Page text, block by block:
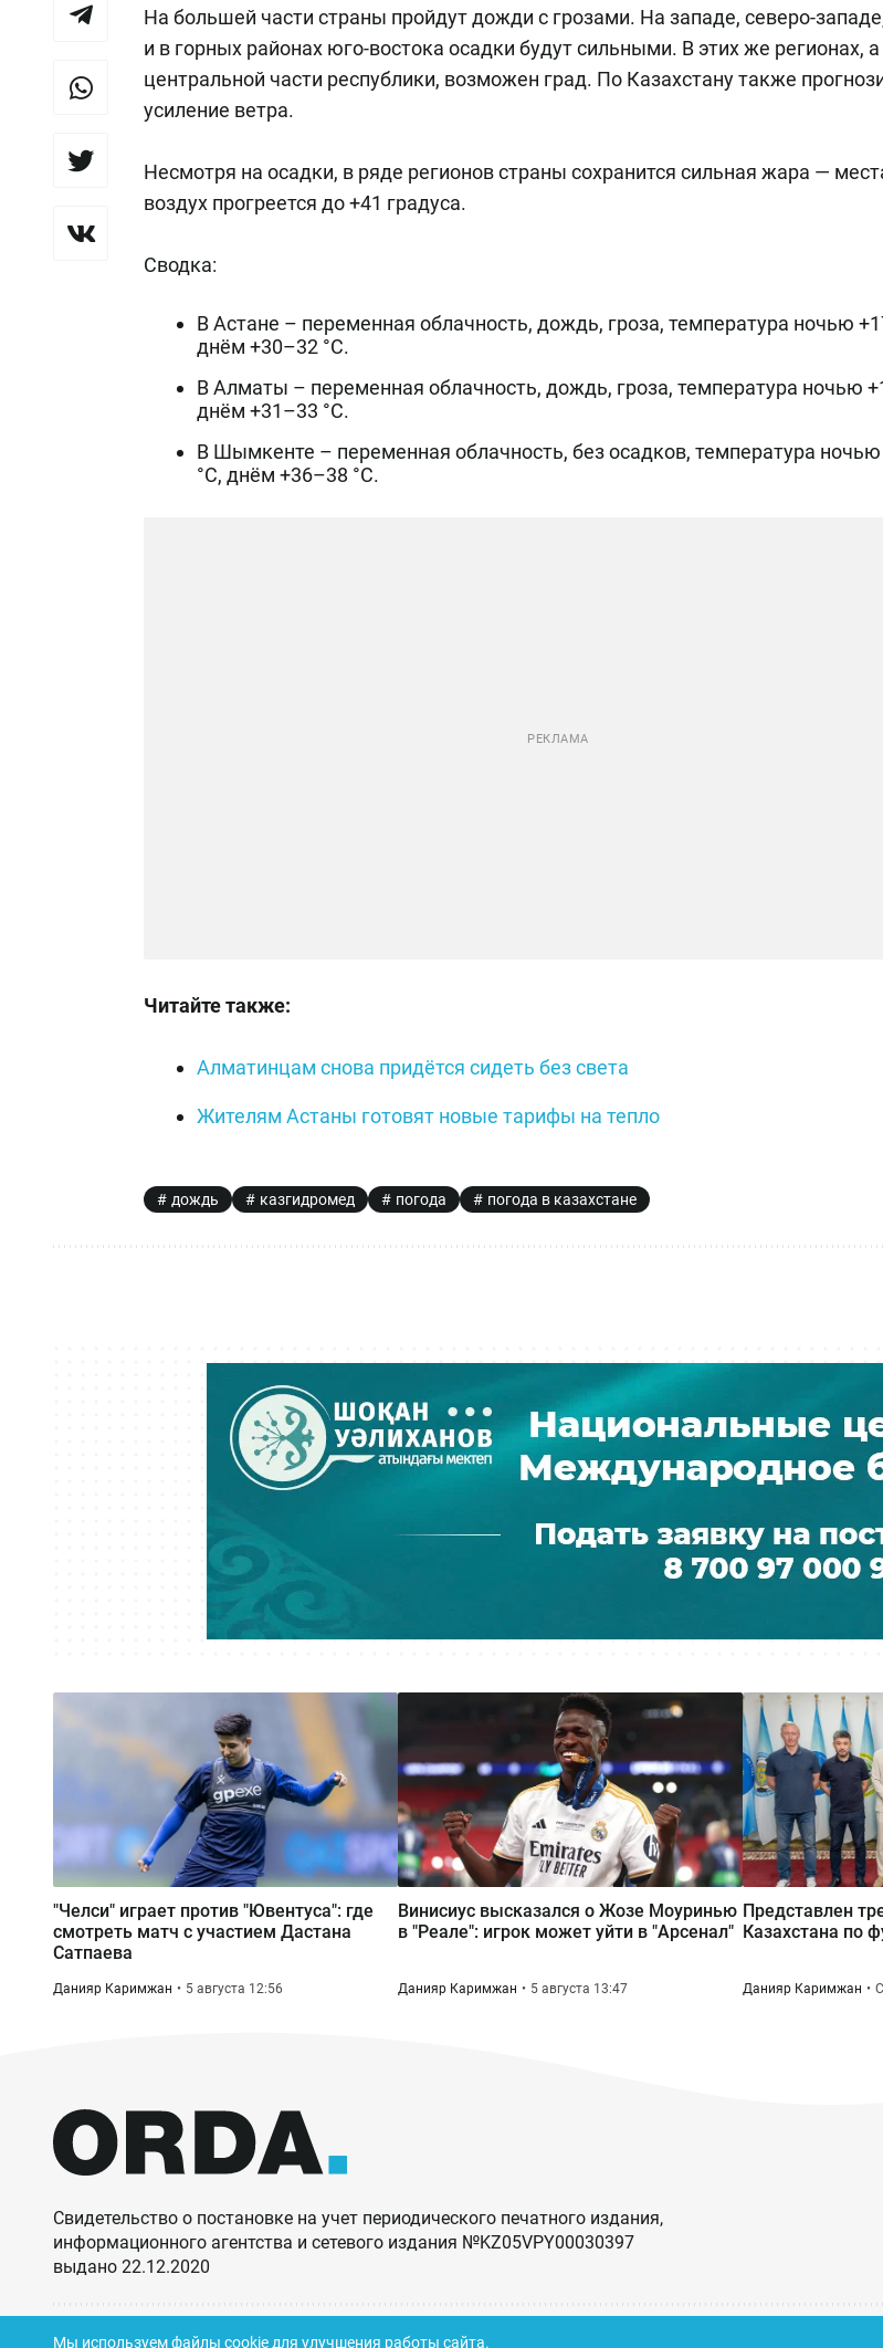
На большей части страны пройдут дожди с грозами. На западе, северо-
и в горных районах юго-востока осадки будут сильными. В этих же регионах,
центральной части республики, возможен град. По Казахстану также
усиление ветра.
Несмотря на осадки, в ряде регионов страны сохранится сильная жара —
воздух прогреется до +41 градуса.
Сводка:
В Астане – переменная облачность, дождь, гроза, температура ночью
днём +30–32 °C.
В Алматы – переменная облачность, дождь, гроза, температура ночью
днём +31–33 °C.
В Шымкенте – переменная облачность, без осадков, температура
°C, днём +36–38 °C.
Читайте также:
Алматинцам снова придётся сидеть без света
Жителям Астаны готовят новые тарифы на тепло
дождь казгидромед погода погода в казахстане
"Челси" играет против "Ювентуса": где
смотреть матч с участием Дастана
Сатпаева
Данияр Каримжан 5 августа 12:56
Винисиус высказался о Жозе Моуринью
в "Реале": игрок может уйти в "Арсенал"
Данияр Каримжан 5 августа 13:47
Представлен
Казахстана по
Данияр Каримжан
Свидетельство о постановке на учет периодического печатного издания,
информационного агентства и сетевого издания №KZ05VPY00030397
выдано 22.12.2020
Мы используем файлы cookie для улучшения работы сайта.